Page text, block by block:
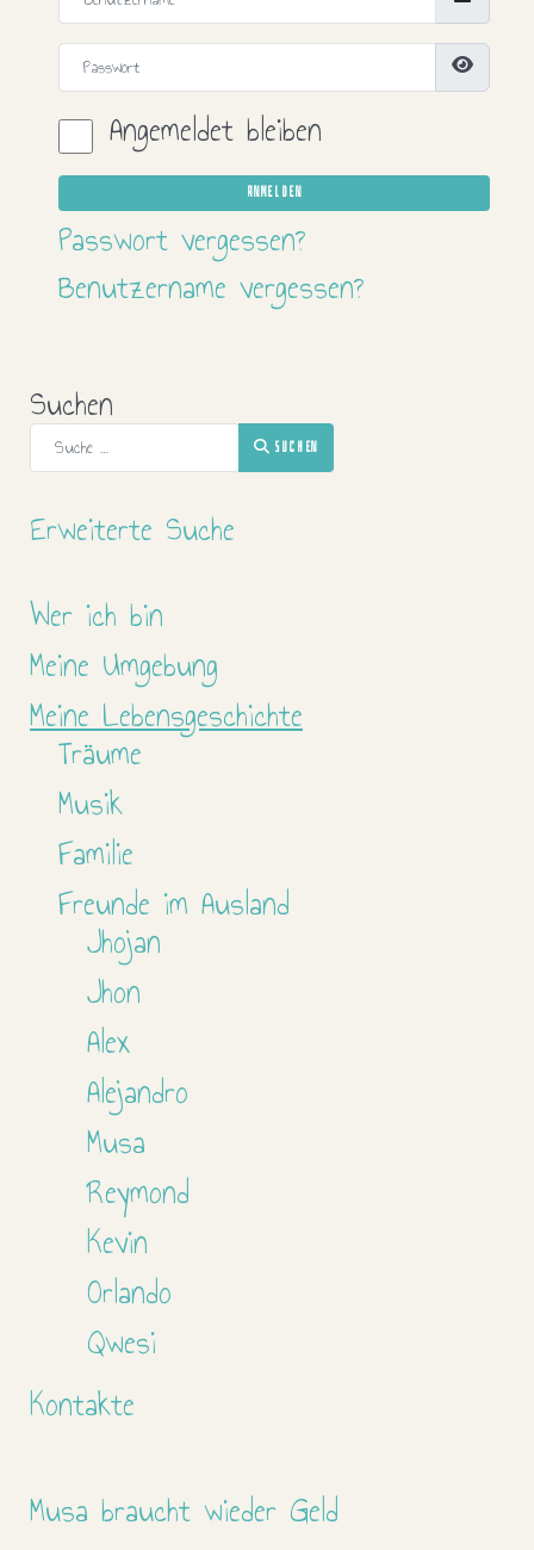
Passwort
Angemeldet bleiben
ANMELDEN
Passwort vergessen?
Benutzername vergessen?
Suchen
SUCHEN
Erweiterte Suche
Wer ich bin
Meine Umgebung
Meine Lebensgeschichte
Träume
Musik
Familie
Freunde im Ausland
Jhojan
Jhon
Alex
Alejandro
Musa
Reymond
Kevin
Orlando
Qwesi
Kontakte
Musa braucht wieder Geld